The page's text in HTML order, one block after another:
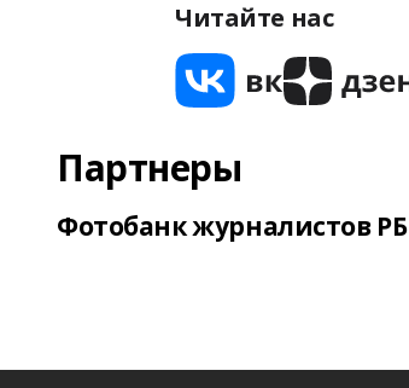
Читайте нас
Партнеры
Фотобанк журналистов РБ